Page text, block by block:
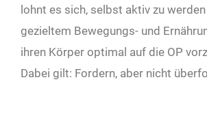
lohnt es sich, selbst aktiv zu
gezieltem Bewegungs- und
ihren Körper optimal auf die OP
Dabei gilt: Fordern, aber nicht